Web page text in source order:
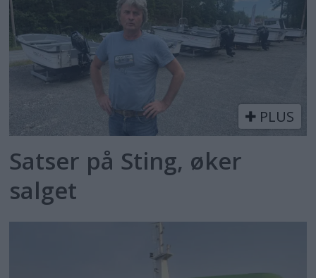
PLUS
Satser på Sting, øker
salget